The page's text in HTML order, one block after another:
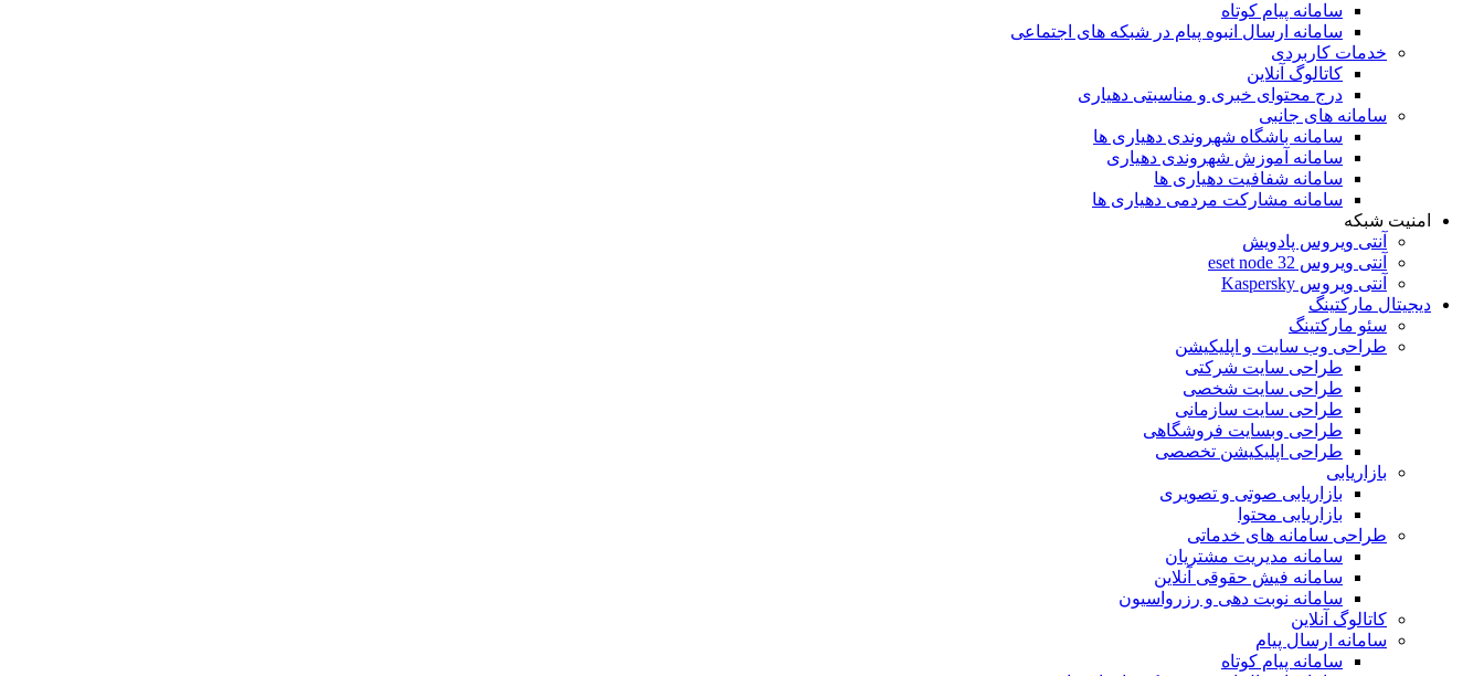
سامانه پیام کوتاه
سامانه ارسال انبوه پیام در شبکه های اجتماعی
خدمات کاربردی
کاتالوگ آنلاین
درج محتوای خبری و مناسبتی دهیاری
سامانه های جانبی
سامانه باشگاه شهروندی دهیاری ها
سامانه آموزش شهروندی دهیاری
سامانه شفافیت دهیاری ها
سامانه مشارکت مردمی دهیاری ها
امنیت شبکه
آنتی ویروس پادویش
آنتی ویروس 32 eset node
آنتی ویروس Kaspersky
دیجیتال مارکتینگ
سئو مارکتینگ
طراحی وب سایت و اپلیکیشن
طراحی سایت شرکتی
طراحی سایت شخصی
طراحی سایت سازمانی
طراحی وبسایت فروشگاهی
طراحی اپلیکیشن تخصصی
بازاریابی
بازاریابی صوتی و تصویری
بازاریابی محتوا
طراحی سامانه های خدماتی
سامانه مدیریت مشتریان
سامانه فیش حقوقی آنلاین
سامانه نوبت دهی و رزرواسیون
کاتالوگ آنلاین
سامانه ارسال پیام
سامانه پیام کوتاه